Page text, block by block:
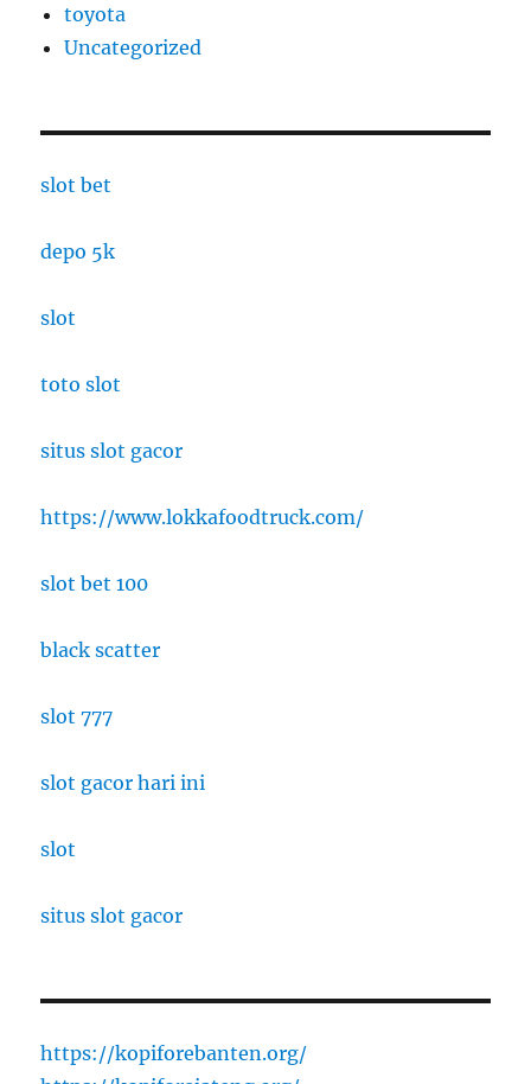
toyota
Uncategorized
slot bet
depo 5k
slot
toto slot
situs slot gacor
https://www.lokkafoodtruck.com/
slot bet 100
black scatter
slot 777
slot gacor hari ini
slot
situs slot gacor
https://kopiforebanten.org/